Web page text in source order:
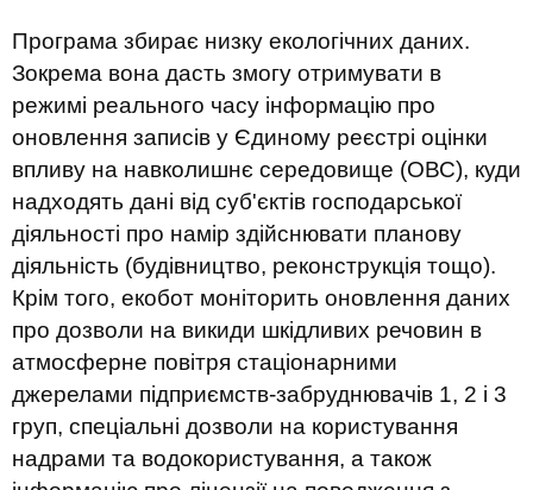
Програма збирає низку екологічних даних.
Зокрема вона дасть змогу отримувати в
режимі реального часу інформацію про
оновлення записів у Єдиному реєстрі оцінки
впливу на навколишнє середовище (ОВС), куди
надходять дані від суб'єктів господарської
діяльності про намір здійснювати планову
діяльність (будівництво, реконструкція тощо).
Крім того, екобот моніторить оновлення даних
про дозволи на викиди шкідливих речовин в
атмосферне повітря стаціонарними
джерелами підприємств-забруднювачів 1, 2 і 3
груп, спеціальні дозволи на користування
надрами та водокористування, а також